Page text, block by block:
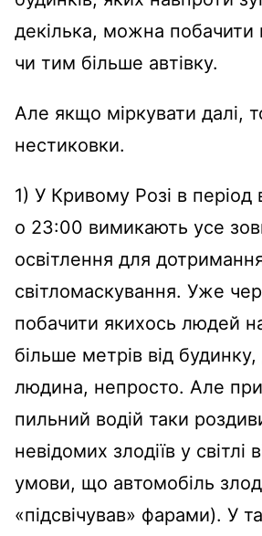
декілька, можна побачити
чи тим більше автівку.
Але якщо міркувати далі,
нестиковки.
1) У Кривому Розі в період
о 23:00 вимикають усе
освітлення для
світломаскування. Уже
побачити якихось людей на
більше метрів від
людина, непросто. Але
пильний водій таки
невідомих злодіїв у світлі
умови, що автомобіль
«підсвічував» фарами). У